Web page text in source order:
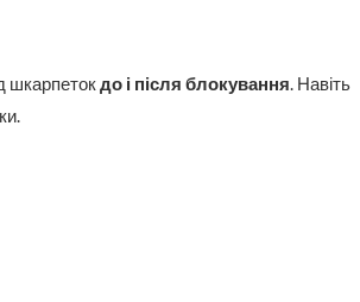
шкарпетокдо і після блокування. Навіть